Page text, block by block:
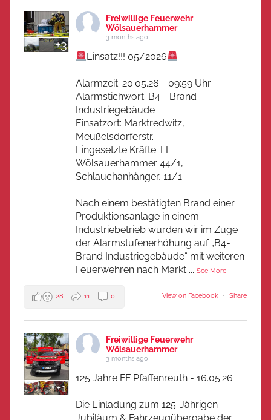
Freiwillige Feuerwehr
Wölsauerhammer
3 months ago
Einsatz!!! 05/2026
Alarmzeit: 20.05.26 - 09:59 Uhr
Alarmstichwort: B4 - Brand
Industriegebäude
Einsatzort: Marktredwitz,
Meußelsdorferstr.
Eingesetzte Kräfte: FF
Wölsauerhammer 44/1,
Schlauchanhänger, 11/1
Nach einem bestätigten Brand einer
Produktionsanlage in einem
Industriebetrieb wurden wir im Zuge
der Alarmstufenerhöhung auf „B4-
Brand Industriegebäude“ mit weiteren
Feuerwehren nach Markt ... See More
+3
View on Facebook · Share
28 11 0
Freiwillige Feuerwehr
Wölsauerhammer
3 months ago
125 Jahre FF Pfaffenreuth - 16.05.26
Die Einladung zum 125-Jährigen
+1